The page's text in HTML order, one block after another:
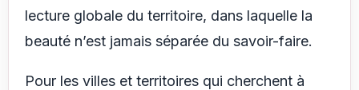
lecture globale du territoire, dans laquelle la
beauté n’est jamais séparée du savoir-faire.
Pour les villes et territoires qui cherchent à